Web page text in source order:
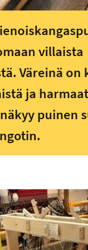
villaista
Väreinä on
ja
puinen